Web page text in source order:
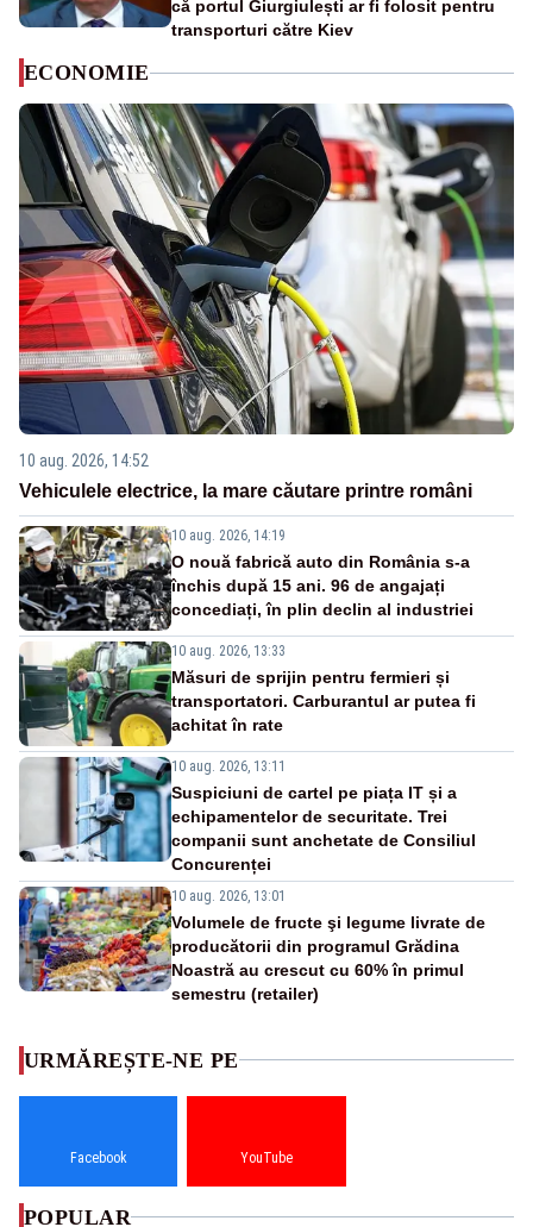
că portul Giurgiulești ar fi folosit pentru
transporturi către Kiev
ECONOMIE
10 aug. 2026, 14:52
Vehiculele electrice, la mare căutare printre români
10 aug. 2026, 14:19
O nouă fabrică auto din România s-a
închis după 15 ani. 96 de angajați
concediați, în plin declin al industriei
10 aug. 2026, 13:33
Măsuri de sprijin pentru fermieri și
transportatori. Carburantul ar putea fi
achitat în rate
10 aug. 2026, 13:11
Suspiciuni de cartel pe piața IT și a
echipamentelor de securitate. Trei
companii sunt anchetate de Consiliul
Concurenței
10 aug. 2026, 13:01
Volumele de fructe şi legume livrate de
producătorii din programul Grădina
Noastră au crescut cu 60% în primul
semestru (retailer)
URMĂREȘTE-NE PE
Facebook YouTube
POPULAR